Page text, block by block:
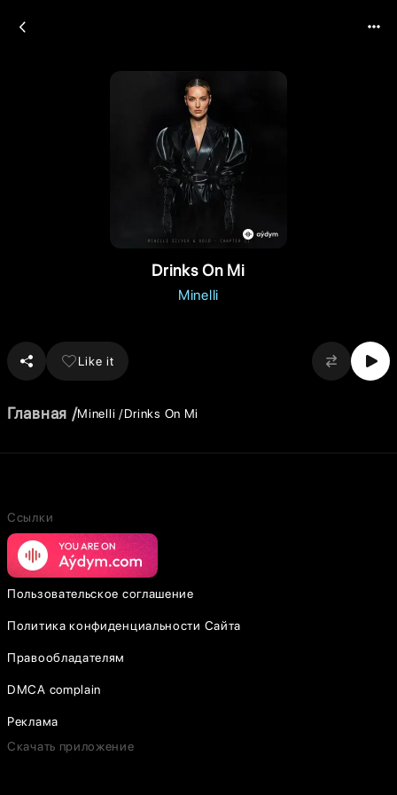
Drinks On Mi
Minelli
Like it
Главная Minelli Drinks On Mi
Ссылки
Пользовательское соглашение
Политика конфиденциальности Сайта
Правообладателям
DMCA complain
Реклама
Скачать приложение